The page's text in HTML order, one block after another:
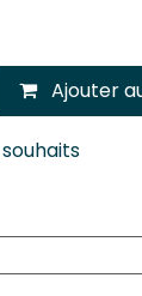
Ajouter